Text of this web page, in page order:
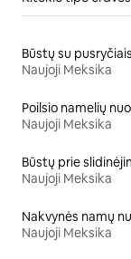
Būstų su
Naujoji Meksika
Poilsio namelių
Naujoji Meksika
Naujoji Meksika
Nakvynės namų
Naujoji Meksika